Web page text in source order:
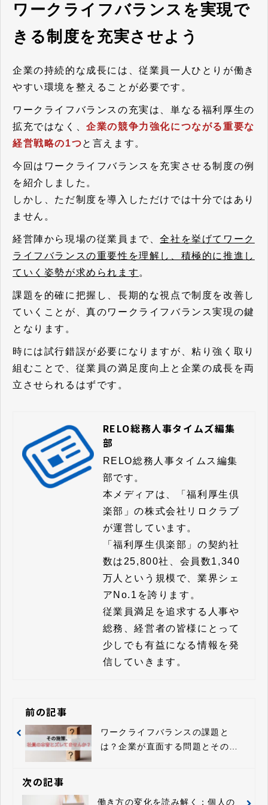
ワークライフバランスを実現で
きる制度を充実させよう
企業の持続的な成長には、従業員一人ひとりが働き
やすい環境を整えることが必要です。
ワークライフバランスの充実は、単なる福利厚生の
拡充ではなく、企業の競争力強化につながる重要な
経営戦略の1つと言えます。
今回はワークライフバランスを充実させる制度の例
を紹介しました。
しかし、ただ制度を導入しただけでは十分ではあり
ません。
経営陣から現場の従業員まで、全社を挙げてワーク
ライフバランスの重要性を理解し、積極的に推進し
ていく姿勢が求められます 。
課題を的確に把握し、長期的な視点で制度を改善し
ていくことが、真のワークライフバランス実現の鍵
となります。
時には試行錯誤が必要になりますが、粘り強く取り
組むことで、従業員の満足度向上と企業の成長を両
立させられるはずです。
RELO総務人事タイムズ編集
部
RELO総務人事タイムス編集
部です。
本メディアは、「福利厚生倶
楽部」の株式会社リロクラブ
が運営しています。
「福利厚生倶楽部」の契約社
数は25,800社、会員数1,340
万人という規模で、業界シェ
アNo.1を誇ります。
従業員満足を追求する人事や
総務、経営者の皆様にとって
少しでも有益になる情報を発
信していきます。
前の記事
ワークライフバランスの課題と
は？企業が直面する問題とその解
次の記事
働き方の変化を読み解く：個人の